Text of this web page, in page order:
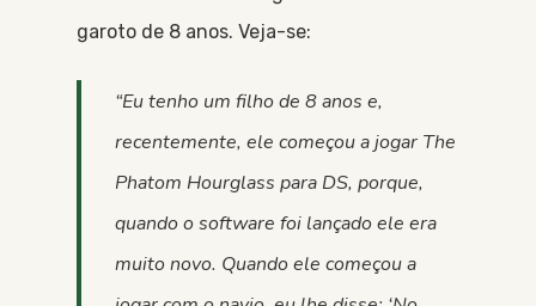
garoto de 8 anos. Veja-se:
“Eu tenho um filho de 8 anos e,
recentemente, ele começou a jogar The
Phatom Hourglass para DS, porque,
quando o software foi lançado ele era
muito novo. Quando ele começou a